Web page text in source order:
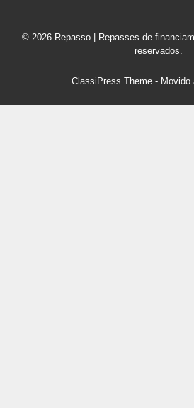
© 2026 Repasso | Repasses de
reservados.
ClassiPress Theme- Movido